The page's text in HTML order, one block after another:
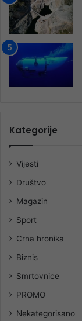
Kategorije
Vijesti
Društvo
Magazin
Sport
Crna hronika
Biznis
Smrtovnice
PROMO
Nekategorisano